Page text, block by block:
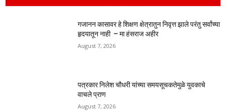
गजानन कासावर हे शिक्षण क्षेत्रातुन निवृत्त झाले परंतु सर्वांच्या
हृदयातून नाही – मा हंसराज अहीर
August 7, 2026
पत्रकार निलेश चौधरी यांच्या समयसूचकतेमुळे युवकाचे
वाचले प्राण
August 7, 2026